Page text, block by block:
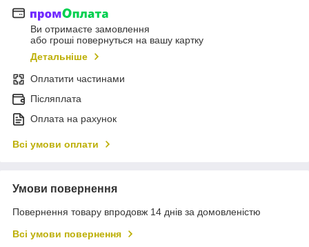
Ви отримаєте замовлення
або гроші повернуться на вашу картку
Детальніше
Оплатити частинами
Післяплата
Оплата на рахунок
Всі умови оплати
Умови повернення
Повернення товару впродовж 14 днів за домовленістю
Всі умови повернення